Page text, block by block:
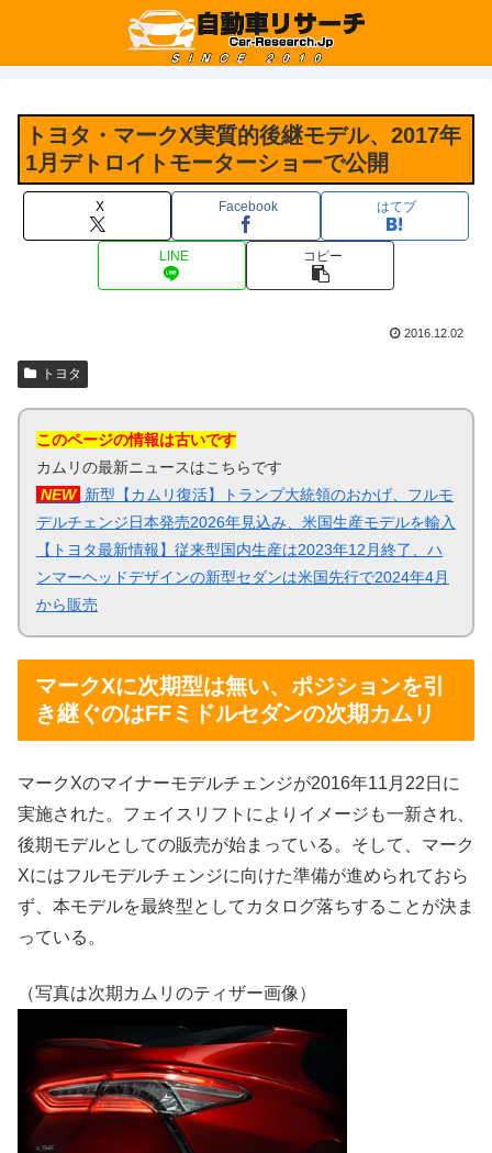
トヨタ・マークX実質的後継モデル、2017年
1月デトロイトモーターショーで公開
X Facebook はてブ
LINE コピー
2016.12.02
トヨタ
このページの情報は古いです
カムリの最新ニュースはこちらです
NEW 新型【カムリ復活】トランプ大統領のおかげ、フルモ
デルチェンジ日本発売2026年見込み、米国生産モデルを輸入
【トヨタ最新情報】従来型国内生産は2023年12月終了、ハ
ンマーヘッドデザインの新型セダンは米国先行で2024年4月
から販売
マークXに次期型は無い、ポジションを引
き継ぐのはFFミドルセダンの次期カムリ
マークXのマイナーモデルチェンジが2016年11月22日に
実施された。フェイスリフトによりイメージも一新され、
後期モデルとしての販売が始まっている。そして、マーク
Xにはフルモデルチェンジに向けた準備が進められておら
ず、本モデルを最終型としてカタログ落ちすることが決ま
っている。
（写真は次期カムリのティザー画像）